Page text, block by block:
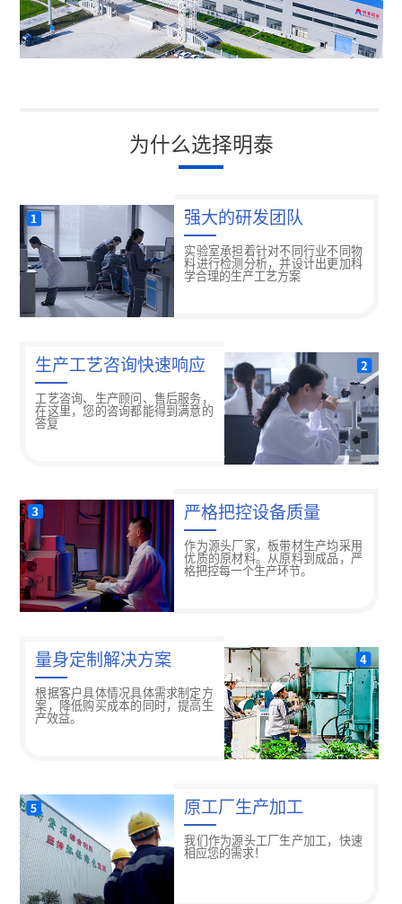
为什么选择明泰
强大的研发团队
实验室承担着针对不同行业不同物
料进行检测分析，并设计出更加科
学合理的生产工艺方案
生产工艺咨询快速响应
工艺咨询、生产顾问、售后服务，
在这里，您的咨询都能得到满意的
答复
严格把控设备质量
作为源头厂家，板带材生产均采用
优质的原材料。从原料到成品，严
格把控每一个生产环节。
量身定制解决方案
根据客户具体情况具体需求制定方
案，降低购买成本的同时，提高生
产效益。
原工厂生产加工
我们作为源头工厂生产加工，快速
相应您的需求！